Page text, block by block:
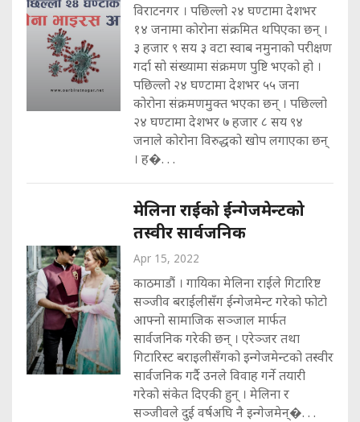
विराटनगर । पछिल्लो २४ घण्टामा देशभर
१४ जनामा कोरोना संक्रमित थपिएका छन् ।
३ हजार ९ सय ३ वटा स्वाब नमुनाको परीक्षण
गर्दा सो संख्यामा संक्रमण पुष्टि भएको हो ।
पछिल्लो २४ घण्टामा देशभर ५५ जना
कोरोना संक्रमणमुक्त भएका छन् । पछिल्लो
२४ घण्टामा देशभर ७ हजार ८ सय ९४
जनाले कोरोना विरुद्धको खोप लगाएका छन्
। ह�. . .
मेलिना राईको ईन्गेजमेन्टको
तस्वीर सार्वजनिक
Apr 15, 2022
काठमाडौं । गायिका मेलिना राईले गिटारिष्ट
सञ्जीव बराईलीसँग ईन्गेजमेन्ट गरेको फोटो
आफ्नो सामाजिक सञ्जाल मार्फत
सार्वजनिक गरेकी छन् । एरेञ्जर तथा
गिटारिस्ट बराइलीसँगको इन्गेजमेन्टको तस्वीर
सार्वजनिक गर्दै उनले विवाह गर्ने तयारी
गरेको संकेत दिएकी हुन् । मेलिना र
सञ्जीवले दुई वर्षअघि नै इन्गेजमेन्�. . .